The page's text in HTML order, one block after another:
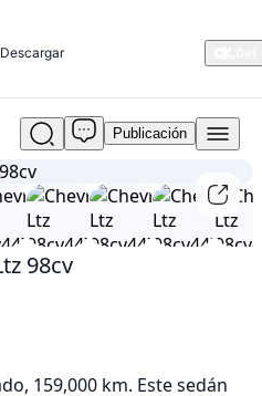
Publicación
1/12
98cv
159,000 km. Este sedán